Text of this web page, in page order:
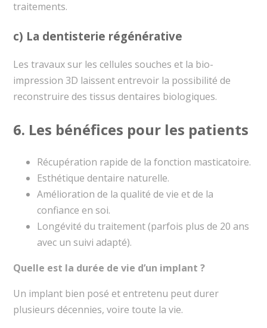
traitements.
c) La dentisterie régénérative
Les travaux sur les cellules souches et la bio-
impression 3D laissent entrevoir la possibilité de
reconstruire des tissus dentaires biologiques.
6. Les bénéfices pour les patients
Récupération rapide de la fonction masticatoire.
Esthétique dentaire naturelle.
Amélioration de la qualité de vie et de la
confiance en soi.
Longévité du traitement (parfois plus de 20 ans
avec un suivi adapté).
Quelle est la durée de vie d’un implant ?
Un implant bien posé et entretenu peut durer
plusieurs décennies, voire toute la vie.